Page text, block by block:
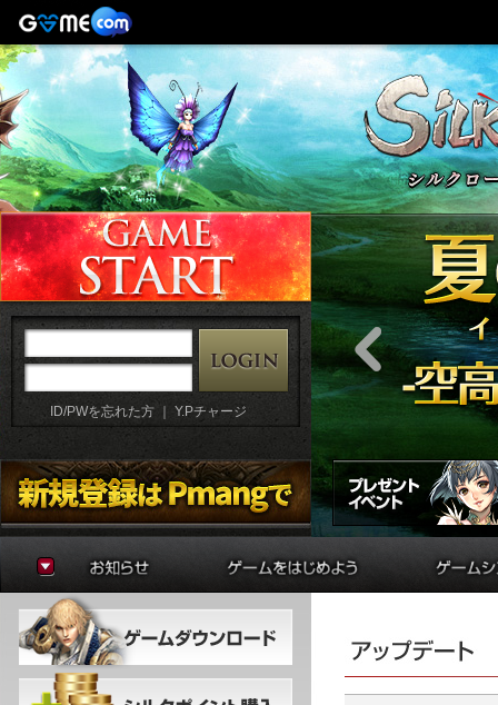
ID/PWを忘れた方 ｜Y.Pチャージ
お知らせ
アップデート
イベント
ゲームの準備
はじめに
初心者ガイド
学院
バトル